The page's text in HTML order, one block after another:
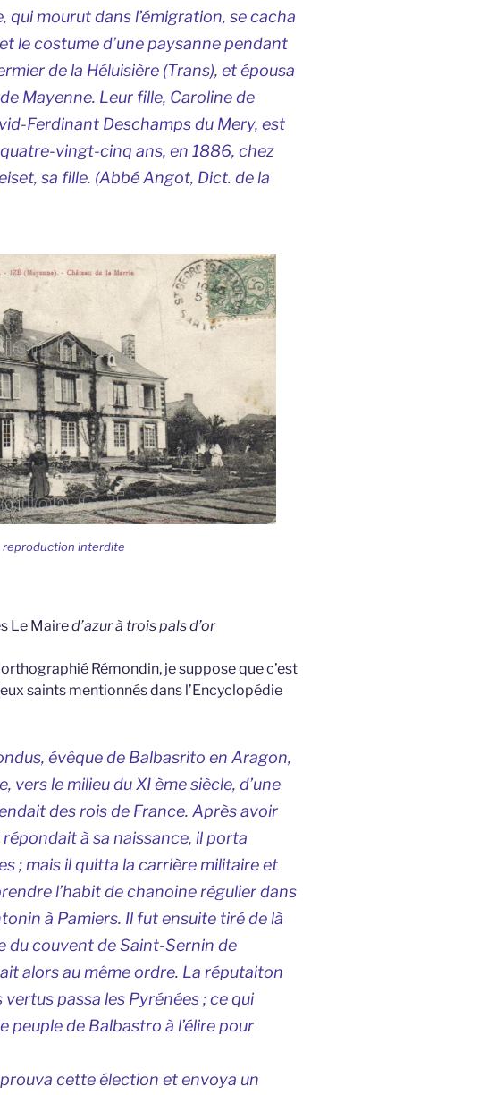
qui mourut dans l’émigration, se cacha
le costume d’une paysanne pendant
de la Héluisière (Trans), et épousa
Mayenne. Leur fille, Caroline de
Ferdinant Deschamps du Mery, est
vingt-cinq ans, en 1886, chez
sa fille. (Abbé Angot, Dict. de la
reproduction interdite
Le Maired’azur à trois pals d’or
Rémondin, je suppose que c’est
saints mentionnés dans l’Encyclopédie
, évêque de Balbasrito en Aragon,
vers le milieu du XI ème siècle, d’une
des rois de France. Après avoir
à sa naissance, il porta
; mais il quitta la carrière militaire et
l’habit de chanoine régulier dans
à Pamiers. Il fut ensuite tiré de là
du couvent de Saint-Sernin de
alors au même ordre. La réputaiton
passa les Pyrénées ; ce qui
peuple de Balbastro à l’élire pour
cette élection et envoya un